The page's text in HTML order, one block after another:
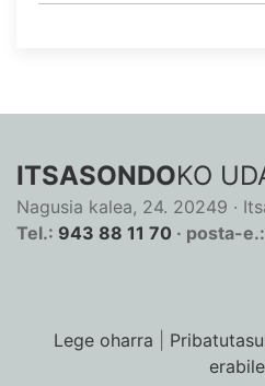
ITSASONDOKO
Nagusia kalea, 24. 20249 ·
Tel.: 943 88 11 70 · posta-e.:
Lege oharra